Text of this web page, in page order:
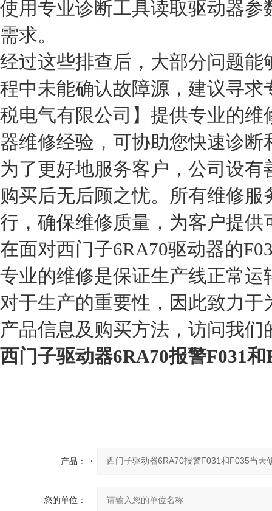
使用专业诊断工具读取驱动器
需求。
经过这些排查后，大部分问题
程中未能确认故障源，建议寻
税电气有限公司】提供专业的
器维修经验，可协助您快速诊断
为了更好地服务客户，公司设
购买后无后顾之忧。所有维修
行，确保维修质量，为客户提供
在面对西门子6RA70驱动器的
专业的维修是保证生产线正常
对于生产的重要性，因此致力
产品信息及购买方法，访问我们
西门子驱动器6RA70报警F031
产品：
您的单位：